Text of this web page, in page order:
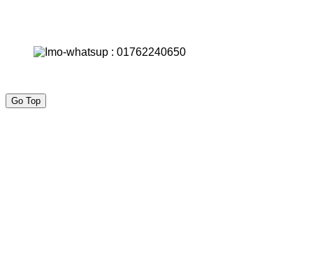
Go Top